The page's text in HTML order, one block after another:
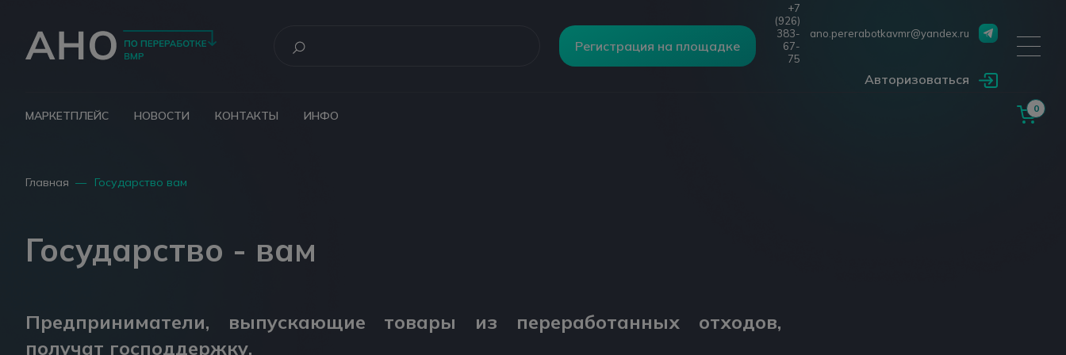
Регистрация на площадке
+7
(926)
383-
67-
75
ano.pererabotkavmr@yandex.ru
Авторизоваться
МАРКЕТПЛЕЙС НОВОСТИ КОНТАКТЫ ИНФО
0
Главная — Государство вам
Государство - вам
Предприниматели, выпускающие товары из переработанных отходов,
получат господдержку.